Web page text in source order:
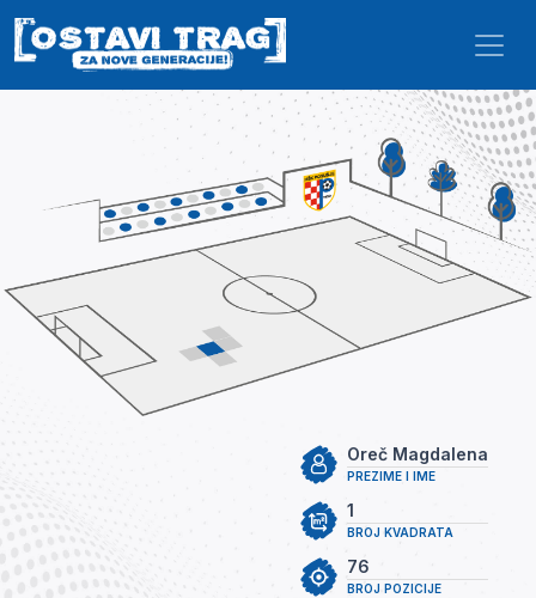
Skip to main content
PREZIME I IME
Oreč Magdalena
BROJ KVADRATA
1
BROJ POZICIJE
76